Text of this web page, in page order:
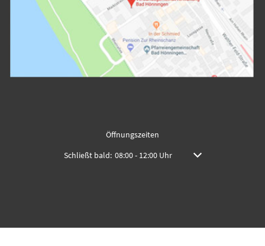
Öffnungszeiten
Klicken, um weitere Öffnungs- oder Schließzeiten
Schließt bald: 08:00- 12:00Uhr Von 08:00 bis 12:00